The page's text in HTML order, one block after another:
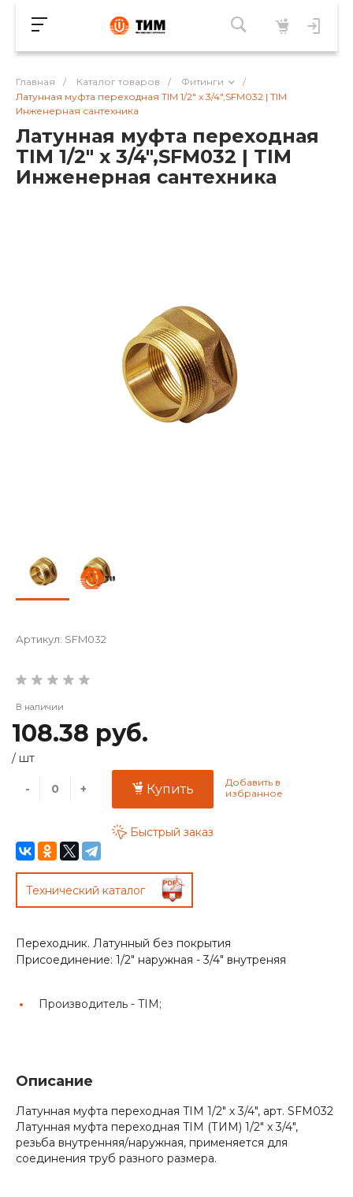
Главная / Каталог товаров / Фитинги
/
Латунная муфта переходная TIM 1/2" х 3/4",SFM032 | TIM
Инженерная сантехника
Латунная муфта переходная
TIM 1/2" х 3/4",SFM032 | TIM
Инженерная сантехника
Артикул: SFM032
В наличии
108.38 руб.
/ шт
- + Купить
Быстрый заказ
Технический каталог
Переходник. Латунный без покрытия
Присоединение: 1/2" наружная - 3/4" внутреняя
Производитель - TIM;
Описание
Латунная муфта переходная TIM 1/2" х 3/4", арт. SFM032
Латунная муфта переходная TIM (ТИМ) 1/2" х 3/4",
резьба внутренняя/наружная, применяется для
соединения труб разного размера.